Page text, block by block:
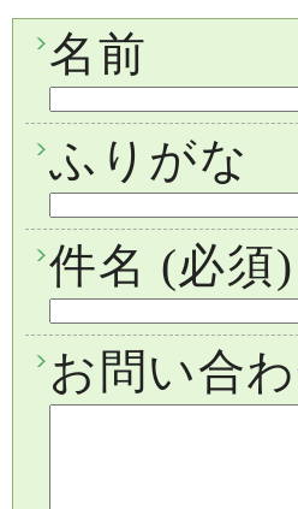
名前
ふりがな
件名 (必須)
お問い合